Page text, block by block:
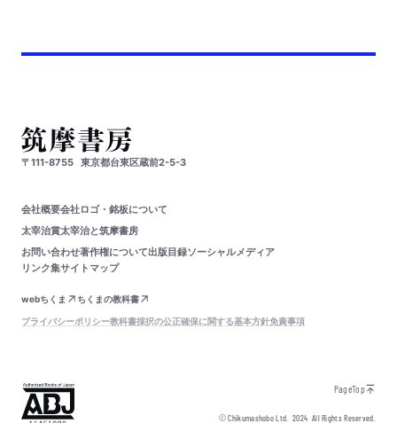
〒111-8755 東京都台東区蔵前2-5-3
会社概要会社ロゴ・銘板について
太宰治賞太宰治と筑摩書房
お問い合わせ著作権について出版目録ソーシャルメディア
リンク集サイトマップ
webちくま
ちくまの教科書
プライバシーポリシー教科書採択の公正確保に関する基本方針免責事項
PageTop
© Chikumashobo Ltd.2024 All Rights Reserved.